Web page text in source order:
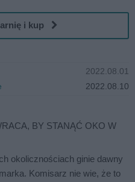
i kup
2022.08.01
2022.08.10
BY STANĄĆ OKO W
okolicznościach ginie dawny
Komisarz nie wie, że to